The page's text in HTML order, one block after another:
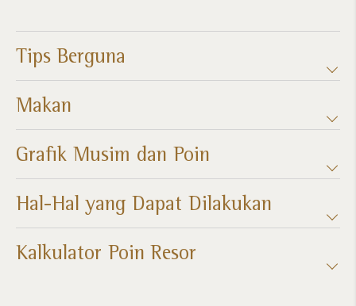
Tips Berguna
Makan
Grafik Musim dan Poin​
Hal-Hal yang Dapat Dilakukan
Kalkulator Poin Resor​